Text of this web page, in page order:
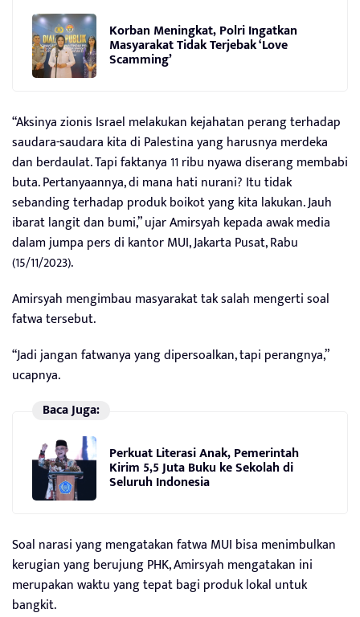
Korban Meningkat, Polri Ingatkan
Masyarakat Tidak Terjebak ‘Love
Scamming’
“Aksinya zionis Israel melakukan kejahatan perang terhadap
saudara-saudara kita di Palestina yang harusnya merdeka
dan berdaulat. Tapi faktanya 11 ribu nyawa diserang membabi
buta. Pertanyaannya, di mana hati nurani? Itu tidak
sebanding terhadap produk boikot yang kita lakukan. Jauh
ibarat langit dan bumi,” ujar Amirsyah kepada awak media
dalam jumpa pers di kantor MUI, Jakarta Pusat, Rabu
(15/11/2023).
Amirsyah mengimbau masyarakat tak salah mengerti soal
fatwa tersebut.
“Jadi jangan fatwanya yang dipersoalkan, tapi perangnya,”
ucapnya.
Baca Juga:
Perkuat Literasi Anak, Pemerintah
Kirim 5,5 Juta Buku ke Sekolah di
Seluruh Indonesia
Soal narasi yang mengatakan fatwa MUI bisa menimbulkan
kerugian yang berujung PHK, Amirsyah mengatakan ini
merupakan waktu yang tepat bagi produk lokal untuk
bangkit.